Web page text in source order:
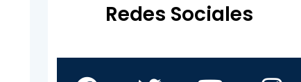
Redes Sociales